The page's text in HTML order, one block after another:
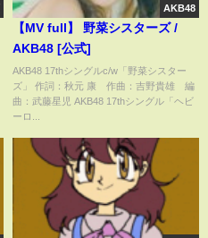
AKB48
【MV full】 野菜シスターズ /
AKB48 [公式]
AKB48 17thシングルc/w「野菜シスター
ズ」 作詞：秋元 康 作曲：吉野貴雄 編
曲：武藤星児 AKB48 17thシングル「ヘビ
ーロ...